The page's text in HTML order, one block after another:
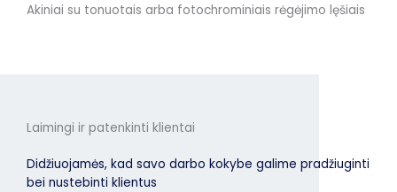
Akiniai su tonuotais arba fotochrominiais rėgėjimo lęšiais
Laimingi ir patenkinti klientai
Didžiuojamės, kad savo darbo kokybe galime pradžiuginti
bei nustebinti klientus